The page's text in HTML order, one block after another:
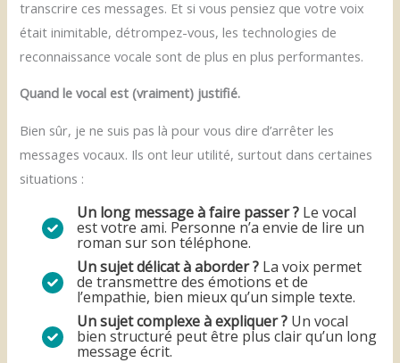
transcrire ces messages. Et si vous pensiez que votre voix
était inimitable, détrompez-vous, les technologies de
reconnaissance vocale sont de plus en plus performantes.
Quand le vocal est (vraiment) justifié.
Bien sûr, je ne suis pas là pour vous dire d’arrêter les
messages vocaux. Ils ont leur utilité, surtout dans certaines
situations :
Un long message à faire passer ? Le vocal
est votre ami. Personne n’a envie de lire un
roman sur son téléphone.
Un sujet délicat à aborder ? La voix permet
de transmettre des émotions et de
l’empathie, bien mieux qu’un simple texte.
Un sujet complexe à expliquer ? Un vocal
bien structuré peut être plus clair qu’un long
message écrit.